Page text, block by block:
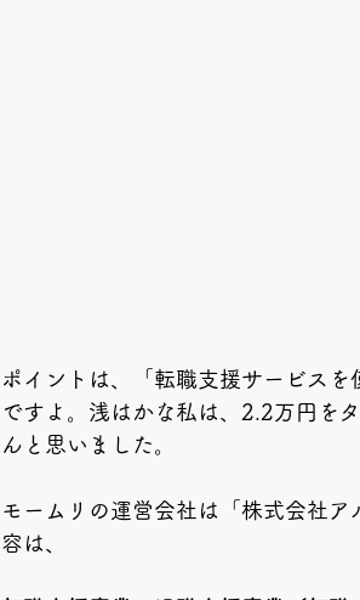
ポイントは、「転職支援サービス
ですよ。浅はかな私は、2.2万円を
んと思いました。
モームリの運営会社は「株式会社
容は、